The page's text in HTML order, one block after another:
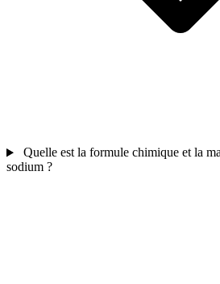
Quelle est la formule chimique et la
sodium ?